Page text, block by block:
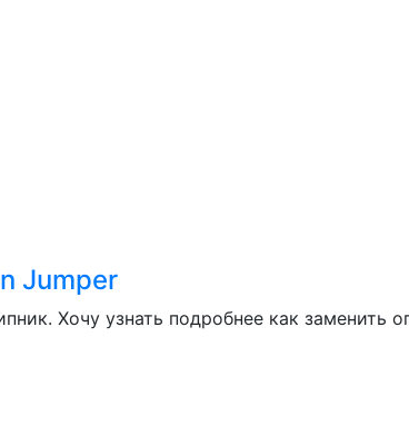
Jumper
Хочу узнать подробнее как заменить